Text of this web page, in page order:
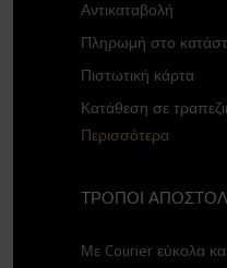
Αντικαταβολή
Πληρωμή στο
Πιστωτική κάρτα
Κατάθεση σε
Περισσότερα
ΤΡΟΠΟΙ
Με Courier εύκολα